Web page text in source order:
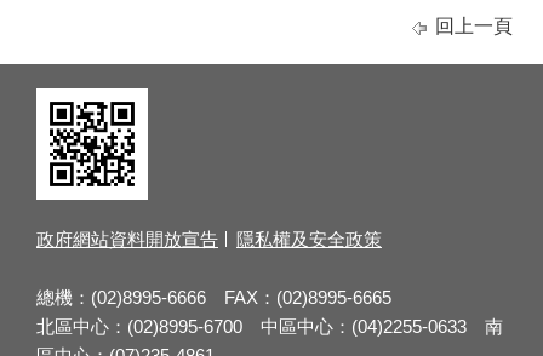
回上一頁
政府網站資料開放宣告 隱私權及安全政策
總機：(02)8995-6666 FAX：(02)8995-6665
北區中心：(02)8995-6700 中區中心：(04)2255-0633 南